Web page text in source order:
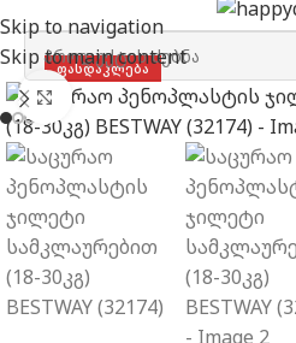
Skip to navigation
Skip to main content
ᲤᲐᲡᲓᲐᲙᲚᲔᲑᲐ
გახსნა